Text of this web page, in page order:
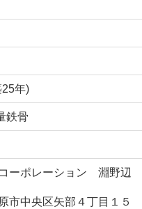
年)
鉄骨
ーポレーション 淵野辺
市中央区矢部４丁目１５